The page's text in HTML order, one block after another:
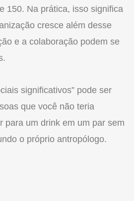
150. Na prática, isso significa
cresce além desse
e a colaboração podem se
significativos” pode ser
que você não teria
para um drink em um par sem
o próprio antropólogo.